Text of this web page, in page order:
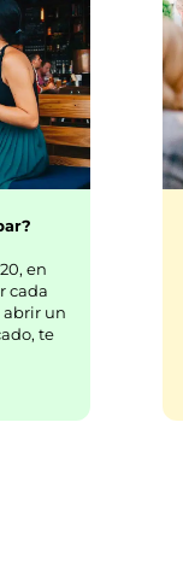
en
cada
abrir un
te